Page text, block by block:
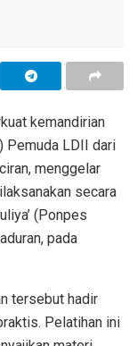
kemandirian
Pemuda LDII dari
menggelar
secara
(Ponpes
pada
tersebut hadir
Pelatihan ini